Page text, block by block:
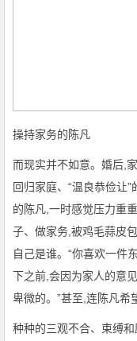
操持家务的陈凡
而现实并不如意。婚后,
回归家庭、“温良恭俭让
的陈凡,一时感觉压力重
子、做家务,被鸡毛蒜皮
自己是谁。“你喜欢一件
下之前,会因为家人的意
卑微的。”甚至,连陈凡希
种种的三观不合、束缚